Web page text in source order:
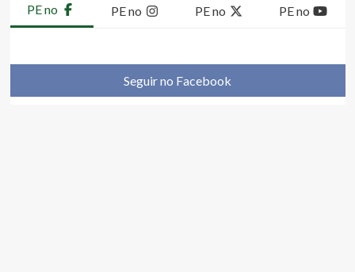
PE no PE no PE no PE no
Seguir no Facebook